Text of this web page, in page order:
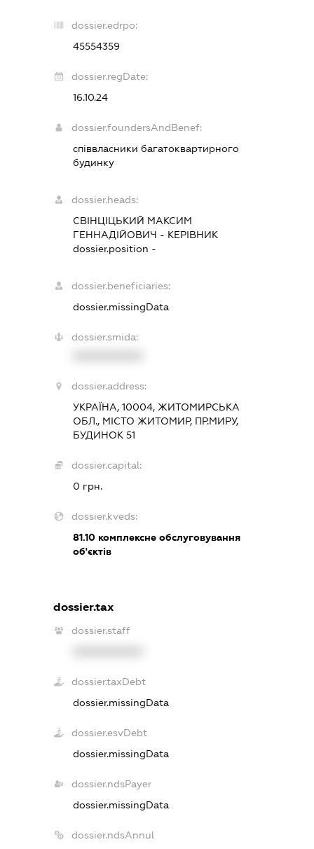
dossier.edrpo:
45554359
dossier.regDate:
16.10.24
dossier.foundersAndBenef:
співвласники багатоквартирного
будинку
dossier.heads:
СВІНЦІЦЬКИЙ МАКСИМ
ГЕННАДІЙОВИЧ - КЕРІВНИК
dossier.position -
dossier.beneficiaries:
dossier.missingData
dossier.smida:
dossier.address:
УКРАЇНА, 10004, ЖИТОМИРСЬКА
ОБЛ., МІСТО ЖИТОМИР, ПР.МИРУ,
БУДИНОК 51
dossier.capital:
0 грн.
dossier.kveds:
81.10комплексне обслуговування
об'єктів
dossier.tax
dossier.staff
dossier.taxDebt
dossier.missingData
dossier.esvDebt
dossier.missingData
dossier.ndsPayer
dossier.missingData
dossier.ndsAnnul